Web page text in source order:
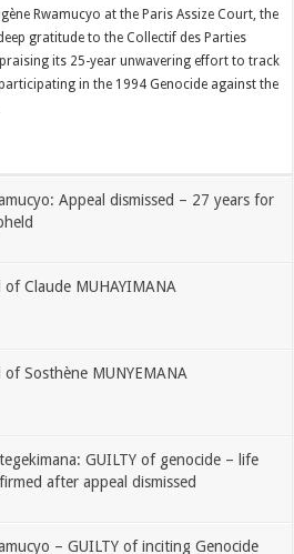
Rwamucyo at the Paris Assize Court, the
gratitude to the Collectif des Parties
praising its 25-year unwavering effort to track
in the 1994 Genocide against the
Appeal dismissed – 27 years for
of Claude MUHAYIMANA
of Sosthène MUNYEMANA
GUILTY of genocide – life
after appeal dismissed
– GUILTY of inciting Genocide